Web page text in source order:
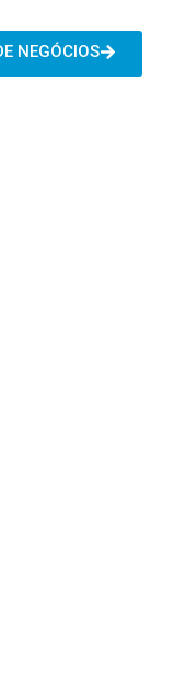
NEGÓCIOS